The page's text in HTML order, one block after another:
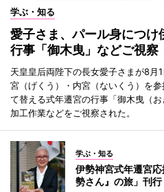
学ぶ・知る
愛子さま、パール身につ
行事「御木曳」などご視察
天皇皇后両陛下の長女愛子さまが8月
宮（げくう）・内宮（ないくう）を
て替える式年遷宮の行事「御木曳（
加工作業などをご視察された。
学ぶ・知る
伊勢神宮式年遷宮
勢さん』の旅」刊行